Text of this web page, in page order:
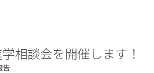
相談会を開催します！
告